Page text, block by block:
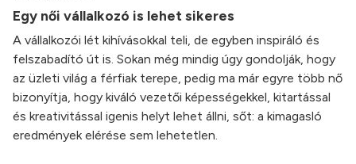
Egy női vállalkozó is lehet sikeres
A vállalkozói lét kihívásokkal teli, de egyben inspiráló és
felszabadító út is. Sokan még mindig úgy gondolják, hogy
az üzleti világ a férfiak terepe, pedig ma már egyre több nő
bizonyítja, hogy kiváló vezetői képességekkel, kitartással
és kreativitással igenis helyt lehet állni, sőt: a kimagasló
eredmények elérése sem lehetetlen.